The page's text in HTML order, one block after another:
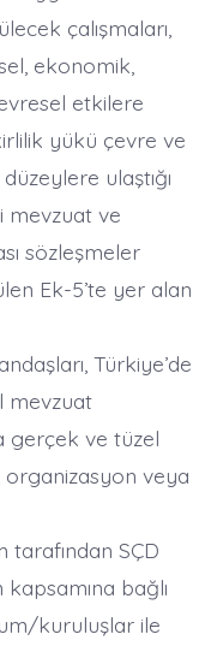
çalışmaları,
ekonomik,
etkilere
yükü çevre ve
ulaştığı
mevzuat ve
sözleşmeler
Ek-5’te yer alan
Türkiye’de
mevzuat
gerçek ve tüzel
organizasyon veya
tarafından SÇD
bağlı
kuruluşlar ile